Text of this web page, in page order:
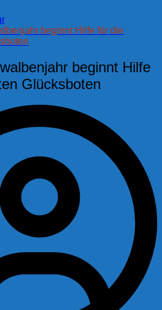
beginnt Hilfe für die
beginnt Hilfe
Glücksboten